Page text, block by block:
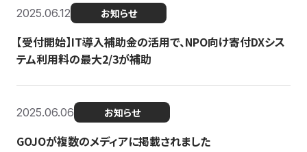
2025.06.12 お知らせ
【受付開始】IT導入補助金の活用で、NPO向け寄付DXシス
テム利用料の最大2/3が補助
2025.06.06 お知らせ
GOJOが複数のメディアに掲載されました